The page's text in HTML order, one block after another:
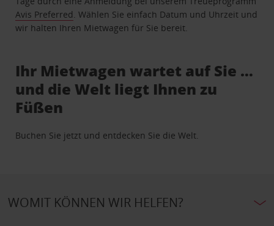
Avis Preferred . Wählen Sie einfach Datum und Uhrzeit und
wir halten Ihren Mietwagen für Sie bereit.
Ihr Mietwagen wartet auf Sie …
und die Welt liegt Ihnen zu
Füßen
Buchen Sie jetzt und entdecken Sie die Welt.
WOMIT KÖNNEN WIR HELFEN?